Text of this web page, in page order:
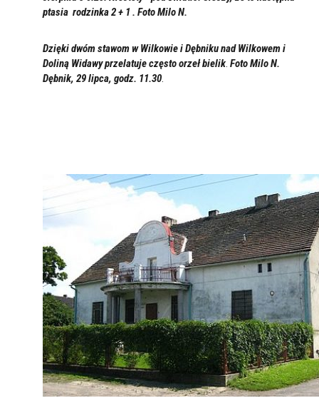
ptasia rodzinka 2 + 1 . Foto Milo N.
Dzięki dwóm stawom w Wilkowie i Dębniku nad Wilkowem i
Doliną Widawy przelatuje częstoorzeł bielik. Foto Milo N.
Dębnik, 29 lipca, godz. 11.30.